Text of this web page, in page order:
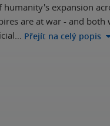
expansion
are at war - and
Přejít na celý popis